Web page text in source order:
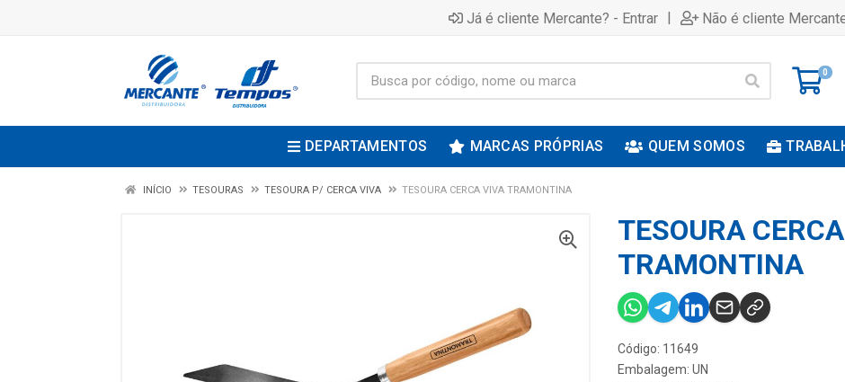
Já é cliente Mercante? - Entrar | Não é cliente
0
DEPARTAMENTOS MARCAS PRÓPRIAS QUEM SOMOS
INÍCIO TESOURAS TESOURA P/ CERCA VIVA TESOURA CERCA VIVA TRAMONTINA
TESOURA
TRAMONTINA
Código: 11649
Embalagem: UN